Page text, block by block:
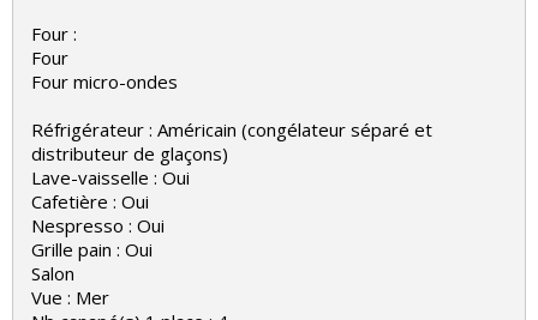
Four :
Four
Four micro-ondes
Réfrigérateur : Américain (congélateur séparé et
distributeur de glaçons)
Lave-vaisselle : Oui
Cafetière : Oui
Nespresso : Oui
Grille pain : Oui
Salon
Vue : Mer